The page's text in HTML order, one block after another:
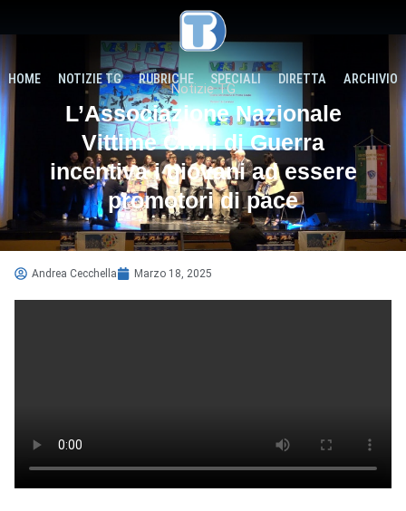
HOME NOTIZIE TG RUBRICHE SPECIALI DIRETTA ARCHIVIO
Notizie TG
L’Associazione Nazionale
Vittime Civili di Guerra
incentiva i giovani ad essere
promotori di pace
Andrea Cecchella Marzo 18, 2025